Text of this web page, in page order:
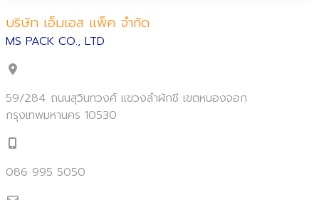
บริษัท เอ็มเอส แพ็ค จำกัด
MS PACK CO., LTD
59/284 ถนนสุวินทวงศ์ แขวงลำผักชี เขตหนองจอก
กรุงเทพมหานคร 10530
086 995 5050